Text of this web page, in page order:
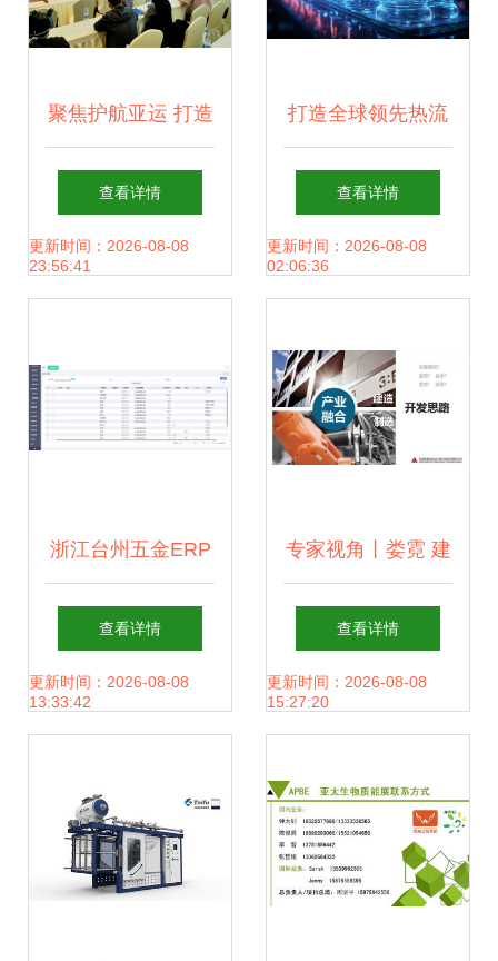
聚焦护航亚运 打造
专业队伍 市药品检
查中心圆满完成年
查看详情
更新时间：2026-08-08
23:56:41
打造全球领先热流
道品牌,恒道科技完
成超5000万元B轮
查看详情
更新时间：2026-08-08
02:06:36
浙江台州五金ERP
项目 本地化软件开
发赋能制造业升级
查看详情
更新时间：2026-08-08
13:33:42
专家视角丨娄霓 建
筑产业现代化的发
展与探索与装配式
——从浙江软件开
发的落地经验谈起
查看详情
更新时间：2026-08-08
15:27:20